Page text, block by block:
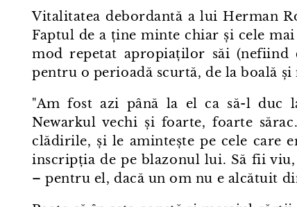
Vitalitatea debordantă a lui Herman
Faptul de a ține minte chiar și cele
mod repetat apropiaților săi (nefiind
pentru o perioadă scurtă, de la boală
"Am fost azi până la el ca să-l duc
Newarkul vechi și foarte, foarte
clădirile, și le amintește pe cele care
inscripția de pe blazonul lui. Să fii
– pentru el, dacă un om nu e alcătuit